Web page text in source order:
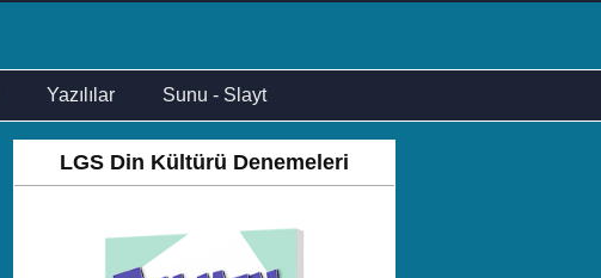
Yazılılar Sunu - Slayt
LGS Din Kültürü Denemeleri